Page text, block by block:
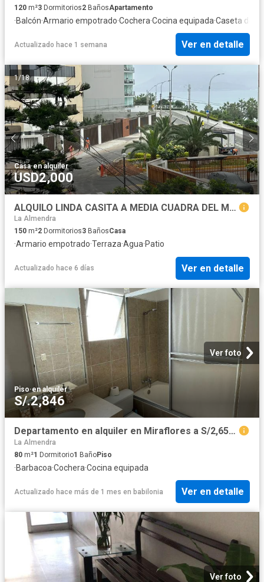
120 m²3 Dormitorios2 BañosApartamento
·Balcón·Armario empotrado·Cochera·Cocina equipada·Caseta de
Actualizado hace 1 semana Ver en detalle
1/18
Casa·en alquiler
USD2,000
ALQUILO LINDA CASITA A MEDIA CUADRA DEL MALECON, MIRAFLORES
La Almendra
150 m²2 Dormitorios3 BañosCasa
·Armario empotrado·Terraza·Agua·Patio
Actualizado hace 6 días Ver en detalle
Ver foto
Piso·en alquiler
S/.2,846
Departamento en alquiler en Miraflores a S/2,650 al mes
La Almendra
80 m²1 Dormitorio1 BañoPiso
·Barbacoa·Cochera·Cocina equipada
Actualizado hace más de 1 mes en babilonia Ver en detalle
Ver foto